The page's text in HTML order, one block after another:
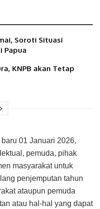
Soroti Situasi
Papua
KNPB akan Tetap
01 Januari 2026,
pemuda, pihak
masyarakat untuk
penjemputan tahun
ataupun pemuda
atau hal-hal yang dapat